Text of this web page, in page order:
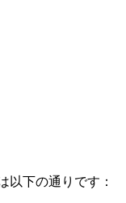
以下の通りです：